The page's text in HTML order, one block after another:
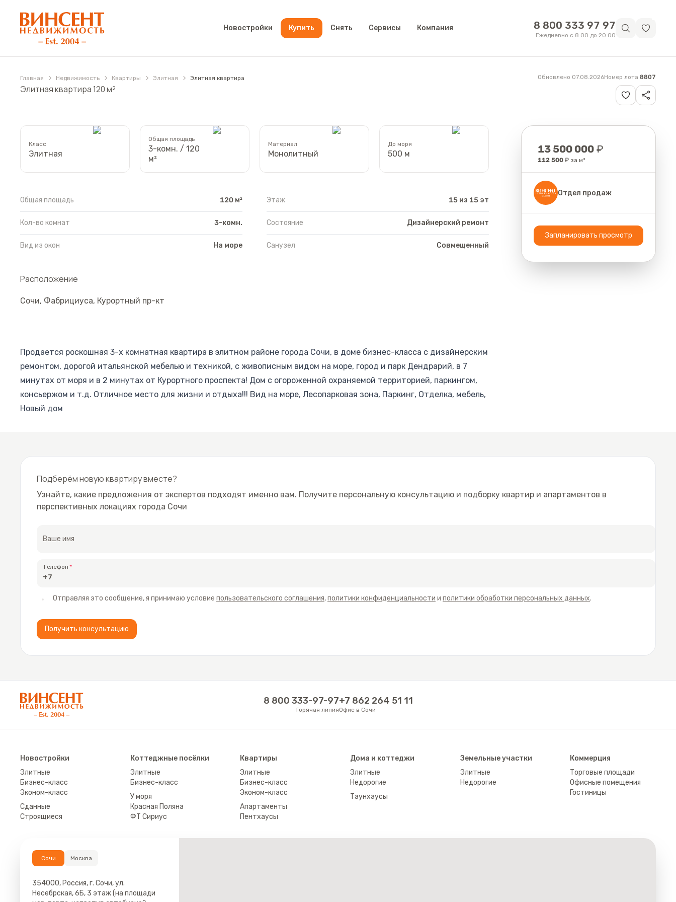
АН «Винсент Недвижимость»
Новостройки Купить Снять Сервисы Компания 8 800 333 97 97
Ежедневно с 8:00 до 20:00
Главная Недвижимость Квартиры Элитная Элитная квартира
Элитная квартира 120 м²
Обновлено 07.08.2026Номер лота 8807
Класс
Элитная
Общая площадь
3-комн. / 120
м²
Материал
Монолитный
До моря
500 м
Общая площадь 120 м² Этаж 15 из 15 эт
Кол-во комнат 3-комн. Состояние Дизайнерский ремонт
Вид из окон На море Санузел Совмещенный
Расположение
Сочи, Фабрициуса, Курортный пр-кт
Продается роскошная 3-х комнатная квартира в элитном районе города Сочи, в доме бизнес-класса с дизайнерским
ремонтом, дорогой итальянской мебелью и техникой, с живописным видом на море, город и парк Дендрарий, в 7
минутах от моря и в 2 минутах от Курортного проспекта! Дом с огороженной охраняемой территорией, паркингом,
консьержом и т.д. Отличное место для жизни и отдыха!!! Вид на море, Лесопарковая зона, Паркинг, Отделка, мебель,
Новый дом
Цена
13 500 000 ₽
112 500 ₽ за м²
Отдел продаж
Запланировать просмотр
Подберём новую квартиру вместе?
Узнайте, какие предложения от экспертов подходят именно вам. Получите персональную консультацию и подборку квартир и апартаментов в
перспективных локациях города Сочи
Ваше имя
Телефон
Отправляя это сообщение, я принимаю условие пользовательского соглашения,политики конфиденциальности и политики обработки персональных данных.
Получить консультацию
АН «Винсент Недвижимость» 8 800 333-97-97
Горячая линия
+7 862 264 51 11
Офис в Сочи
Новостройки
Элитные
Бизнес-класс
Эконом-класс
Сданные
Строящиеся
Коттеджные посёлки
Элитные
Бизнес-класс
У моря
Красная Поляна
ФТ Сириус
Квартиры
Элитные
Бизнес-класс
Эконом-класс
Апартаменты
Пентхаусы
Дома и коттеджи
Элитные
Недорогие
Таунхаусы
Земельные участки
Элитные
Недорогие
Коммерция
Торговые площади
Офисные помещения
Гостиницы
Сочи Москва
354000, Россия, г. Сочи, ул.
Несебрская, 6Б, 3 этаж (на площади